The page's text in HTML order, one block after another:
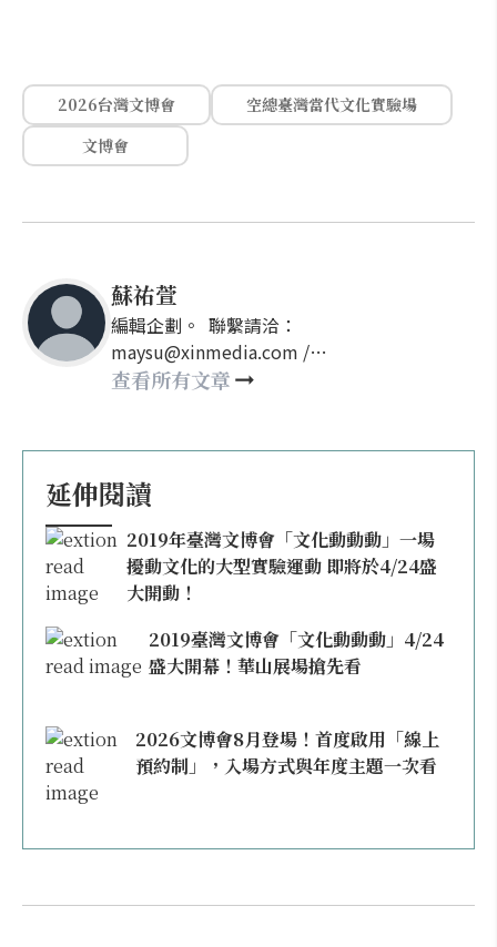
2026台灣文博會
空總臺灣當代文化實驗場
文博會
蘇祐萱
編輯企劃。 聯繫請洽：
maysu@xinmedia.com /
may860527@gmail.com
查看所有文章
延伸閱讀
2019年臺灣文博會「文化動動動」一場
擾動文化的大型實驗運動 即將於4/24盛
大開動！
2019臺灣文博會「文化動動動」4/24
盛大開幕！華山展場搶先看
2026文博會8月登場！首度啟用「線上
預約制」，入場方式與年度主題一次看